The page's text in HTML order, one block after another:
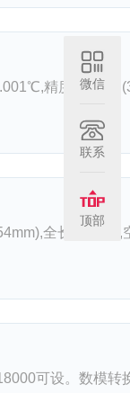
精度
全长455mm,
可设。数模转
微信
联系
顶部